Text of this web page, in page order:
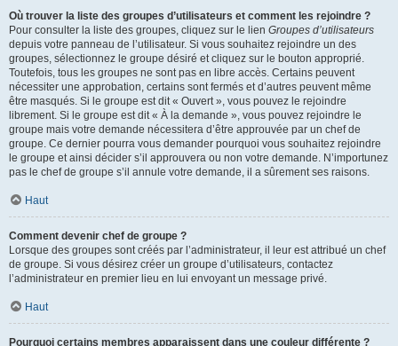
Où trouver la liste des groupes d’utilisateurs et comment les rejoindre ?
Pour consulter la liste des groupes, cliquez sur le lien Groupes d’utilisateurs
depuis votre panneau de l’utilisateur. Si vous souhaitez rejoindre un des
groupes, sélectionnez le groupe désiré et cliquez sur le bouton approprié.
Toutefois, tous les groupes ne sont pas en libre accès. Certains peuvent
nécessiter une approbation, certains sont fermés et d’autres peuvent même
être masqués. Si le groupe est dit « Ouvert », vous pouvez le rejoindre
librement. Si le groupe est dit « À la demande », vous pouvez rejoindre le
groupe mais votre demande nécessitera d’être approuvée par un chef de
groupe. Ce dernier pourra vous demander pourquoi vous souhaitez rejoindre
le groupe et ainsi décider s’il approuvera ou non votre demande. N’importunez
pas le chef de groupe s’il annule votre demande, il a sûrement ses raisons.
Haut
Comment devenir chef de groupe ?
Lorsque des groupes sont créés par l’administrateur, il leur est attribué un chef
de groupe. Si vous désirez créer un groupe d’utilisateurs, contactez
l’administrateur en premier lieu en lui envoyant un message privé.
Haut
Pourquoi certains membres apparaissent dans une couleur différente ?